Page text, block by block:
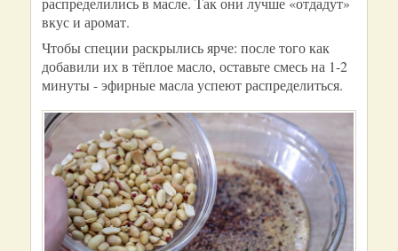
вкус и аромат.
Чтобы специи раскрылись ярче: после того как
добавили их в тёплое масло, оставьте смесь на 1-2
минуты - эфирные масла успеют распределиться.